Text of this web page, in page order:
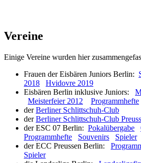
Vereine
Einige Vereine wurden hier
Frauen der Eisbären Juniors Berlin:
2018
Hvidovre 2019
Eisbären Berlin inklusive Juniors:
Meisterfeier 2012
Programmhefte
derBerliner Schlittschuh-Club
derBerliner Schlittschuh-Club
der ESC 07 Berlin: Pokalübergabe
Programmhefte
Souvenirs
Spieler
der ECC Preussen Berlin:
Spieler